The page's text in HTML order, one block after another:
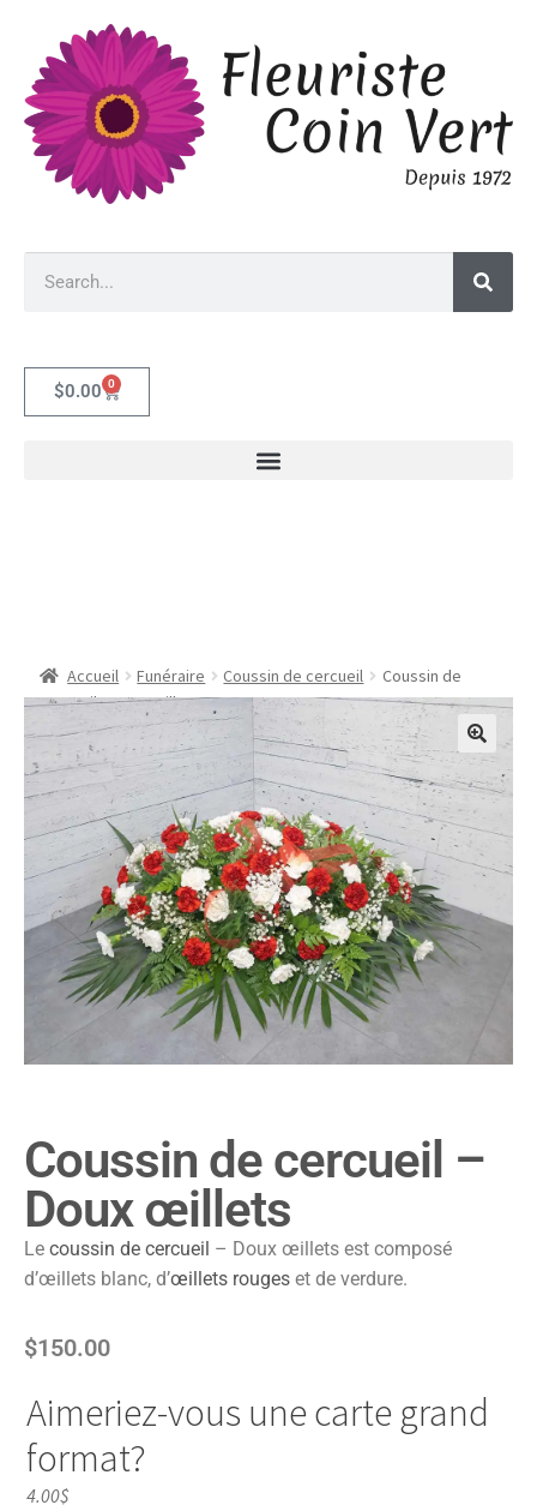
$0.00 0
Accueil Funéraire Coussin de cercueil
Coussin de
cercueil – Doux œillets
🔍
Coussin de cercueil –
Doux œillets
Le coussin de cercueil – Doux œillets est composé
d’œillets blanc, d’œillets rouges et de verdure.
$150.00
Aimeriez-vous une carte grand
format?
4.00$